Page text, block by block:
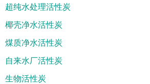
超纯水处理活性炭
椰壳净水活性炭
煤质净水活性炭
自来水厂活性炭
生物活性炭